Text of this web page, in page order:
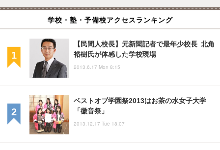
学校・塾・予備校アクセスランキング
【民間人校長】元新聞記者で最年少校長 北角
裕樹氏が体感した学校現場
2013.6.17 Mon 8:15
ベストオブ学園祭2013はお茶の水女子大学
「徽音祭」
2013.12.17 Tue 18:07